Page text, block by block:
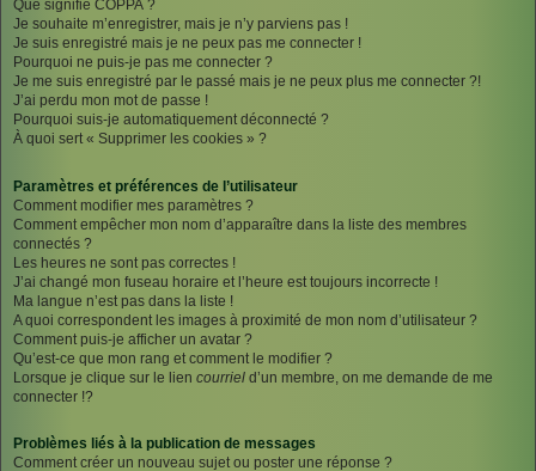
Que signifie COPPA ?
Je souhaite m’enregistrer, mais je n’y parviens pas !
Je suis enregistré mais je ne peux pas me connecter !
Pourquoi ne puis-je pas me connecter ?
Je me suis enregistré par le passé mais je ne peux plus me connecter ?!
J’ai perdu mon mot de passe !
Pourquoi suis-je automatiquement déconnecté ?
À quoi sert « Supprimer les cookies » ?
Paramètres et préférences de l’utilisateur
Comment modifier mes paramètres ?
Comment empêcher mon nom d’apparaître dans la liste des membres
connectés ?
Les heures ne sont pas correctes !
J’ai changé mon fuseau horaire et l’heure est toujours incorrecte !
Ma langue n’est pas dans la liste !
A quoi correspondent les images à proximité de mon nom d’utilisateur ?
Comment puis-je afficher un avatar ?
Qu’est-ce que mon rang et comment le modifier ?
Lorsque je clique sur le lien courriel d’un membre, on me demande de me
connecter !?
Problèmes liés à la publication de messages
Comment créer un nouveau sujet ou poster une réponse ?